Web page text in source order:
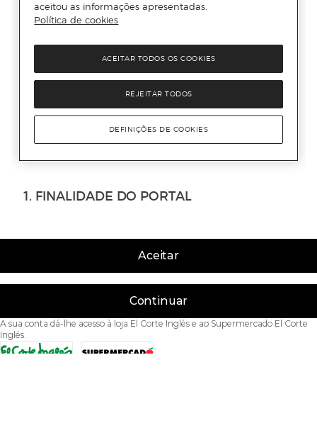
Aceitar
Continuar
A sua conta dá-lhe acesso à loja El Corte Inglés e ao Supermercado El Corte
Inglés.